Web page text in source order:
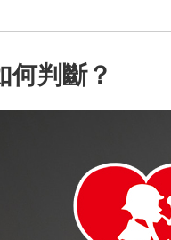
何判斷？